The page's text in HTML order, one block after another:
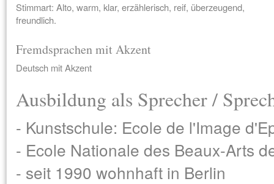
Stimmart: Alto, warm, klar, erzählerisch, reif, überzeugend,
freundlich.
Fremdsprachen mit Akzent
Deutsch mit Akzent
Ausbildung als Sprecher /
- Kunstschule: Ecole de l'Image
- Ecole Nationale des Beaux-Arts
- seit 1990 wohnhaft in Berlin